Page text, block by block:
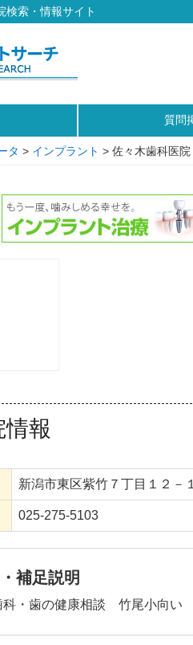
検索・情報サイト
質問
タ > インプラント > 佐々木歯科医院
報
新潟市東区紫竹７丁目１２－
025-275-5103
補足説明
科・歯の健康相談 竹尾小向い